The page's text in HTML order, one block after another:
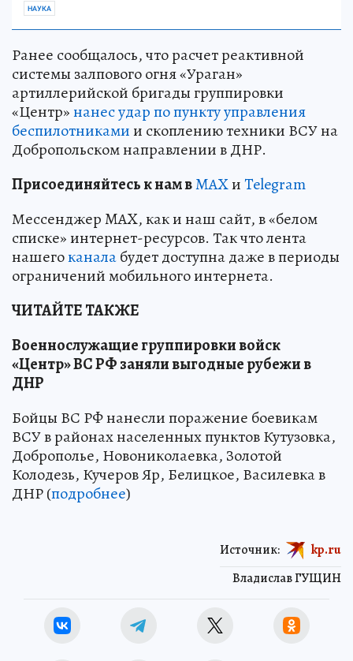
НАУКА
Ранее сообщалось, что расчет реактивной
системы залпового огня «Ураган»
артиллерийской бригады группировки
«Центр»нанес удар по пункту управления
беспилотникамии скоплению техники ВСУ на
Добропольском направлении в ДНР.
Присоединяйтесь к нам вMAXиTelegram
Мессенджер MAX, как и наш сайт, в «белом
списке» интернет-ресурсов. Так что лента
нашегоканалабудет доступна даже в периоды
ограничений мобильного интернета.
ЧИТАЙТЕ ТАКЖЕ
Военнослужащие группировки войск
«Центр» ВС РФ заняли выгодные рубежи в
ДНР
Бойцы ВС РФ нанесли поражение боевикам
ВСУ в районах населенных пунктов Кутузовка,
Доброполье, Новониколаевка, Золотой
Колодезь, Кучеров Яр, Белицкое, Василевка в
ДНР (подробнее)
Владислав ГУЩИН
Источник: kp.ru